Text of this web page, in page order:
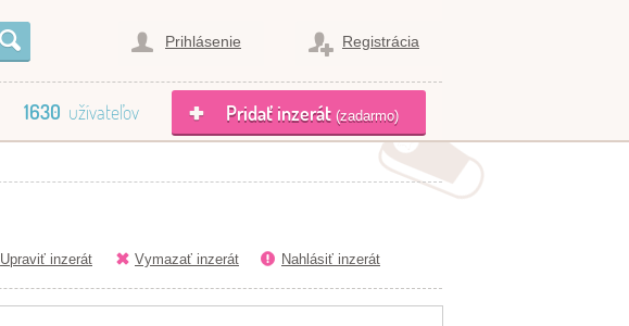
Prihlásenie Registrácia
Pridať inzerát (zadarmo)
1630 užívateľov
Upraviť inzerát Vymazať inzerát Nahlásiť inzerát